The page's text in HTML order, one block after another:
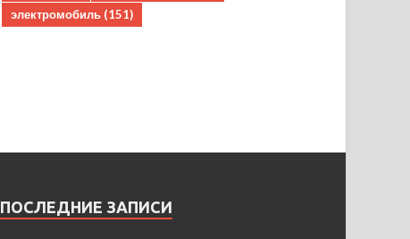
электромобиль (151)
ПОСЛЕДНИЕ ЗАПИСИ